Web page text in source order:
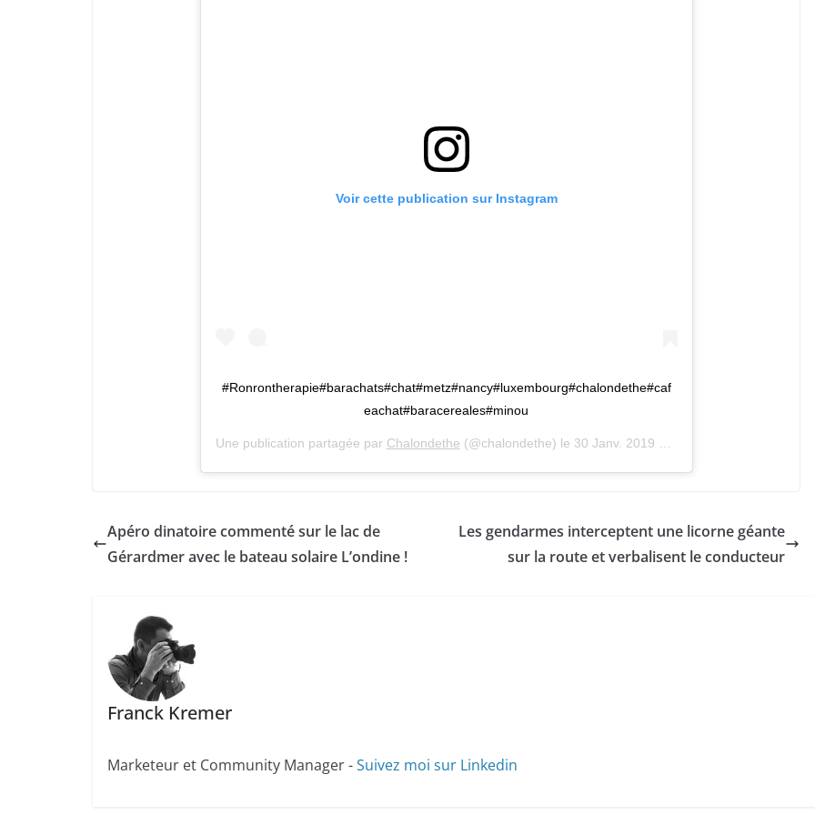
Voir cette publication sur Instagram
#Ronrontherapie#barachats#chat#metz#nancy#luxembourg#chalondethe#caf
eachat#baracereales#minou
Une publication partagée par Chalondethe (@chalondethe) le 30 Janv. 2019 à 1 :34 PST
Apéro dinatoire commenté sur le lac de
Gérardmer avec le bateau solaire L’ondine !
Les gendarmes interceptent une licorne géante
sur la route et verbalisent le conducteur
Franck Kremer
Marketeur et Community Manager -Suivez moi sur Linkedin